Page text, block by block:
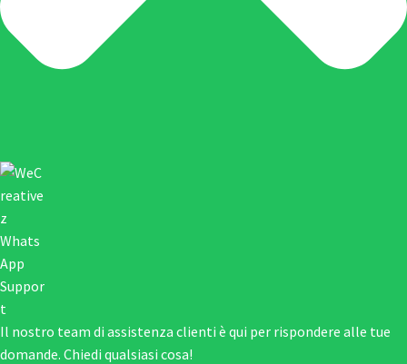
Il nostro team di assistenza clienti è qui per rispondere alle tue
domande. Chiedi qualsiasi cosa!